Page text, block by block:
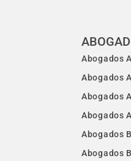
Abogados
Abogados
Abogados
Abogados
Abogados
Abogados